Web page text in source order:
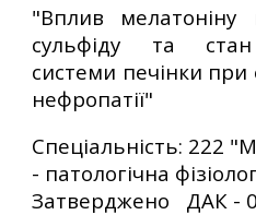
"Вплив мелатоніну
сульфіду та стан
системи печінки
нефропатії"
Спеціальність: 222
- патологічна
Затверджено ДАК -